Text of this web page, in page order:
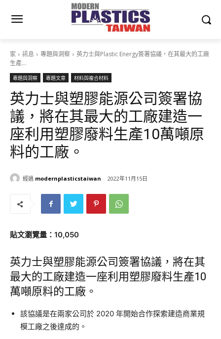
家 訊息 專題與洞察
英力士與Plastic Energy簽署協議，在其最大的工廠
生產…
專題與洞察 專題文章 材料與複合材料
英力士與塑膠能源公司簽署協
議，將在其最大的工廠建造一
座利用塑膠廢料生產10萬噸原
料的工廠。
經過 modernplasticstaiwan 2022年11月15日
貼文瀏覽量：10,050
英力士與塑膠能源公司簽署協議，將在其
最大的工廠建造一座利用塑膠廢料生產10
萬噸原料的工廠。
該協議是在兩家公司於 2020 年開始合作探索建造商業規
模工廠之後達成的。